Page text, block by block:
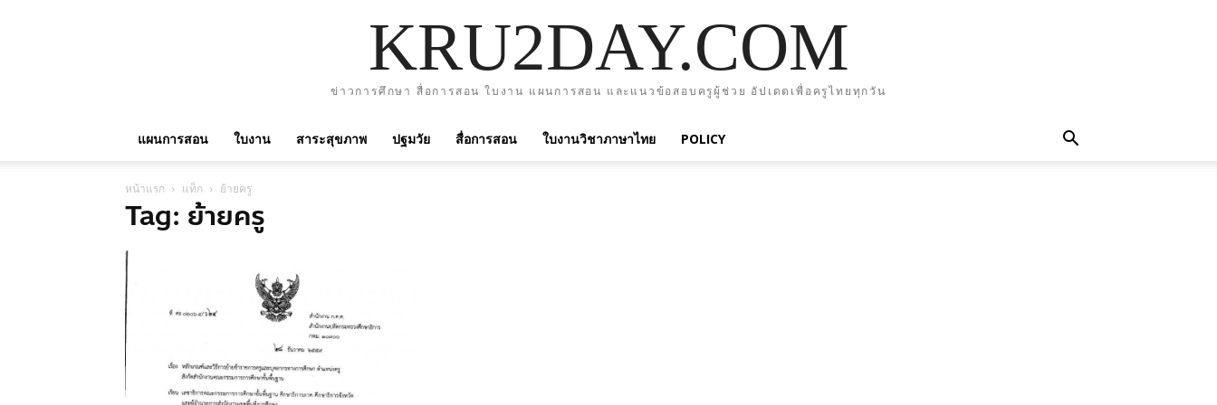
KRU2DAY.COM
ข่าวการศึกษา สื่อการสอน ใบงาน แผนการสอน และแนวข้อสอบครูผู้ช่วย อัปเดตเพื่อครูไทยทุกวัน
แผนการสอน ใบงาน สาระสุขภาพ ปฐมวัย สื่อการสอน ใบงานวิชาภาษาไทย POLICY
หน้าแรก แท็ก ย้ายครู
Tag: ย้ายครู